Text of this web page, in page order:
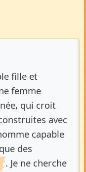
fille et
femme
qui croit
avec
capable
des
. Je ne cherche